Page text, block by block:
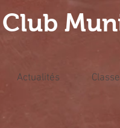
Actualités